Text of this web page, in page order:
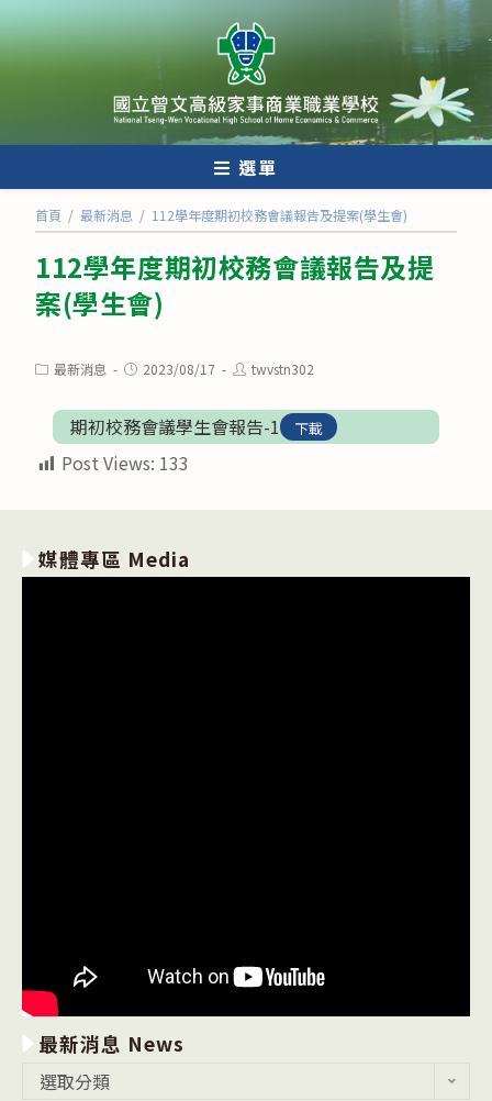
跳
轉
至
內
選單
首頁 / 最新消息 / 112學年度期初校務會議報告及提案(學生會)
112學年度期初校務會議報告及提
案(學生會)
Post最新消息
Post2023/08/17
Posttwvstn302
期初校務會議學生會報告-1 下載
Post Views: 133
媒體專區 Media
最新消息 News
選取分類